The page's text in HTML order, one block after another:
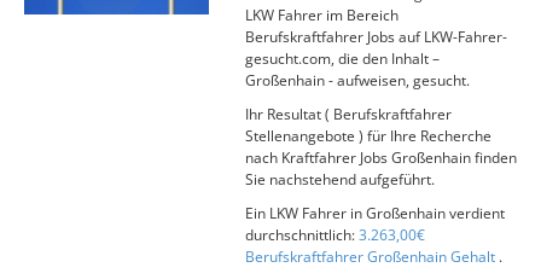
LKW Fahrer im Bereich
Berufskraftfahrer Jobs auf LKW-Fahrer-
gesucht.com, die den Inhalt –
Großenhain - aufweisen, gesucht.
Ihr Resultat ( Berufskraftfahrer
Stellenangebote ) für Ihre Recherche
nach Kraftfahrer Jobs Großenhain finden
Sie nachstehend aufgeführt.
Ein LKW Fahrer in Großenhain verdient
durchschnittlich:3.263,00€
Berufskraftfahrer Großenhain Gehalt .